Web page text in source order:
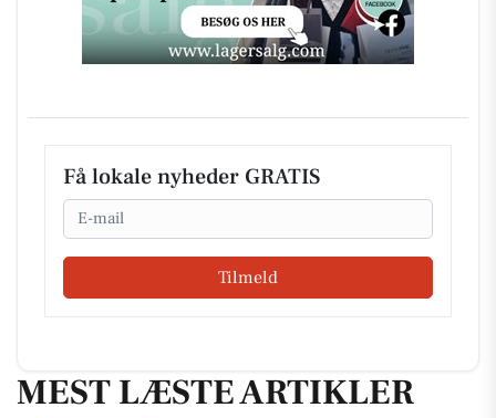
Få lokale nyheder GRATIS
Email
Tilmeld
MEST LÆSTE ARTIKLER